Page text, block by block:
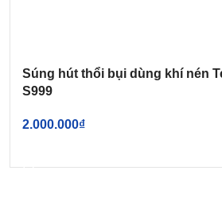
Súng hút thổi bụi dùng khí nén
S999
2.000.000₫